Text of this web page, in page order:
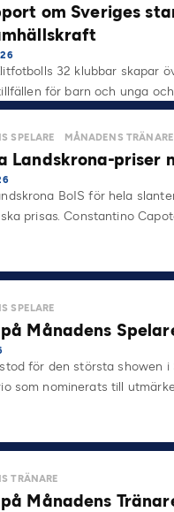
om Sveriges
32 klubbar skapar
för barn och unga
SPELARE MÅNADENS TRÄNARE
Landskrona-priser
BoIS för hela
prisas. Constantino
SPELARE
Månadens
för den största showen
som nominerats till
TRÄNARE
Månadens